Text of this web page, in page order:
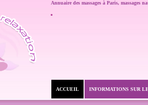
Annuaire des massages à Paris, massages
ACCUEIL INFORMATIONS SUR